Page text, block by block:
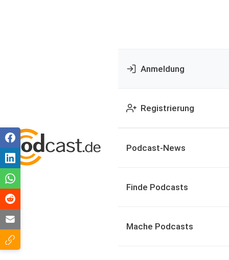
Anmeldung
Registrierung
Podcast-News
Finde Podcasts
Mache Podcasts